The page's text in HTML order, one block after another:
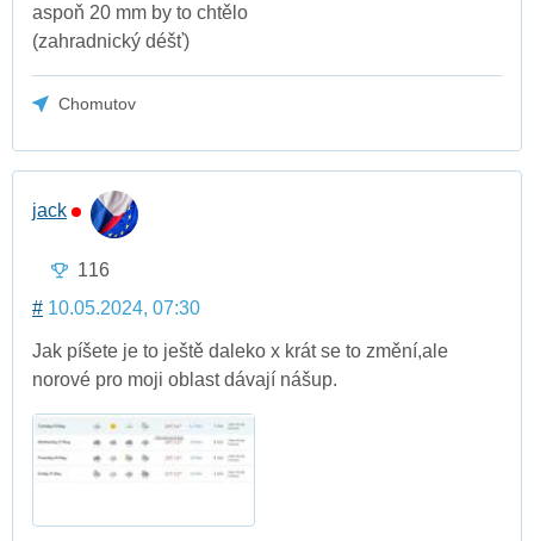
aspoň 20 mm by to chtělo
(zahradnický déšť)
Chomutov
jack
116
# 10.05.2024, 07:30
Jak píšete je to ještě daleko x krát se to změní,ale
norové pro moji oblast dávají nášup.